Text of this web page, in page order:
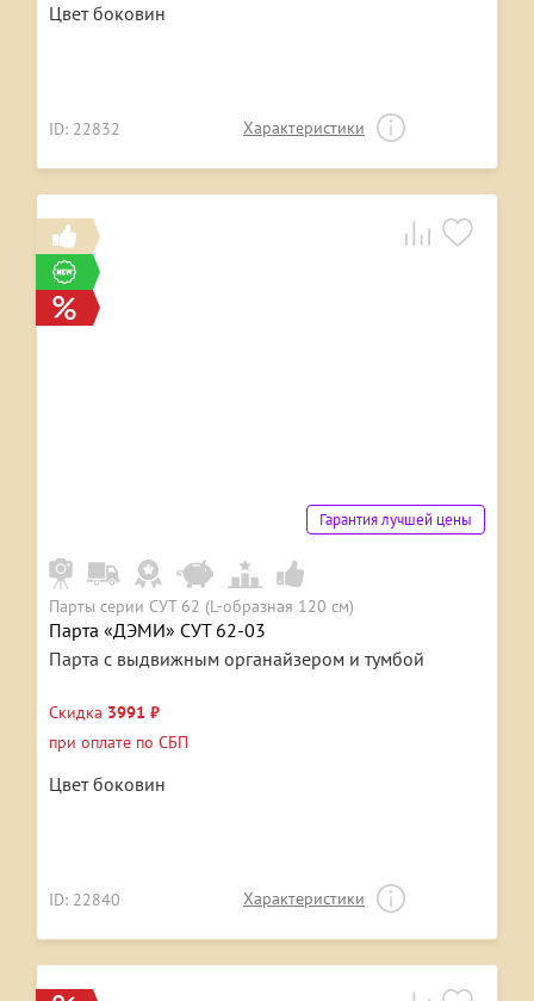
Цвет боковин
ID: 22832 Характеристики
Гарантия лучшей цены
Парты серии СУТ 62 (L-образная 120 см)
Парта «ДЭМИ» СУТ 62-03
Парта с выдвижным органайзером и тумбой
Скидка 3991 ₽
при оплате по СБП
Цвет боковин
ID: 22840 Характеристики